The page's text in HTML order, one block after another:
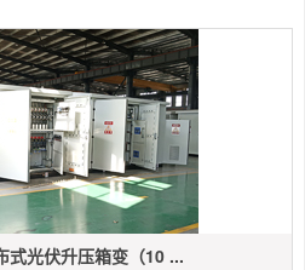
式光伏升压箱变（10 ...